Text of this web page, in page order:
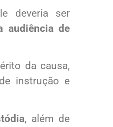
deveria ser
audiência de
da causa,
instrução e
, além de